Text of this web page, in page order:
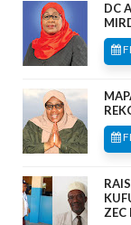
DC
ZEC